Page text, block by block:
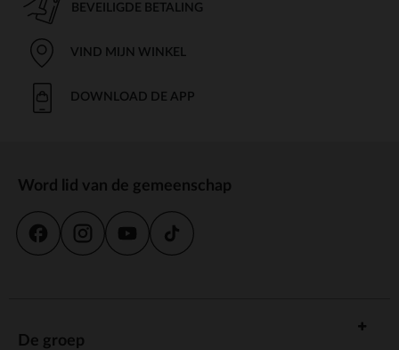
BEVEILIGDE BETALING
VIND MIJN WINKEL
DOWNLOAD DE APP
Word lid van de gemeenschap
De groep